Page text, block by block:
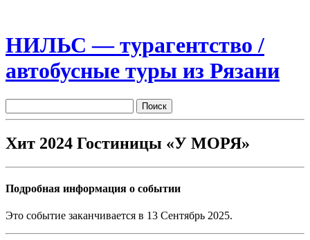
НИЛЬС — турагентство /
автобусные туры из Рязани
Хит 2024 Гостиницы «У МОРЯ»
Подробная информация о событии
Это событие заканчивается в 13 Сентябрь 2025.